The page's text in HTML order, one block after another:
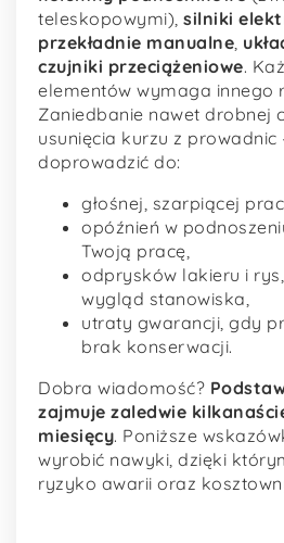
teleskopowymi), silniki
przekładnie manualne,
czujniki przeciążeniowe.
elementów wymaga innego
Zaniedbanie nawet drobnej
usunięcia kurzu z prowadnic
doprowadzić do:
głośnej, szarpiącej
opóźnień w
Twoją pracę,
odprysków lakieru i
wygląd stanowiska,
utraty gwarancji, gdy
brak konserwacji.
Dobra wiadomość?
zajmuje zaledwie
miesięcy. Poniższe
wyrobić nawyki, dzięki
ryzyko awarii oraz